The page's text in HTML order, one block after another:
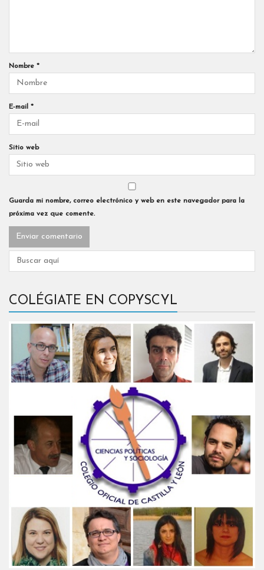
Nombre *
E-mail *
Sitio web
Guarda mi nombre, correo electrónico y web en este navegador para la
próxima vez que comente.
COLÉGIATE EN COPYSCYL